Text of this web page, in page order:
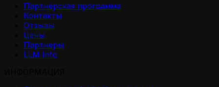
Партнёрская программа
Контакты
Отзывы
Цены
Партнеры
LLM Info